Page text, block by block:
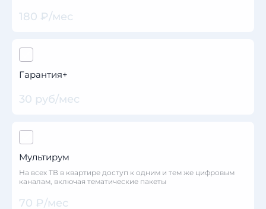
180 ₽/мес
Гарантия+
30 руб/мес
Мультирум
На всех ТВ в квартире доступ к одним и тем же цифровым
каналам, включая тематические пакеты
70 ₽/мес